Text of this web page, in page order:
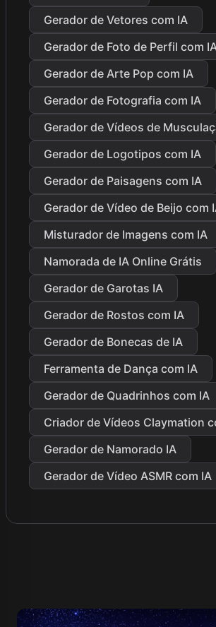
Gerador de Vetores com IA
Gerador de Foto de Perfil com
Gerador de Arte Pop com IA
Gerador de Fotografia com IA
Gerador de Vídeos de
Gerador de Logotipos com IA
Gerador de Paisagens com IA
Gerador de Vídeo de Beijo com
Misturador de Imagens com IA
Namorada de IA Online Grátis
Gerador de Garotas IA
Gerador de Rostos com IA
Gerador de Bonecas de IA
Ferramenta de Dança com IA
Gerador de Quadrinhos com IA
Criador de Vídeos Claymation
Gerador de Namorado IA
Gerador de Vídeo ASMR com IA